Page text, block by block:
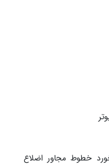
خطوط مجاور اضلاع